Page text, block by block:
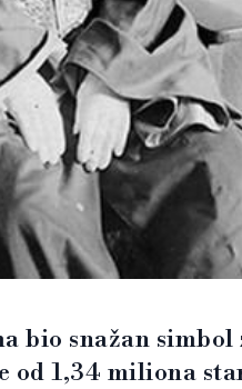
bio snažan
od 1,34 miliona